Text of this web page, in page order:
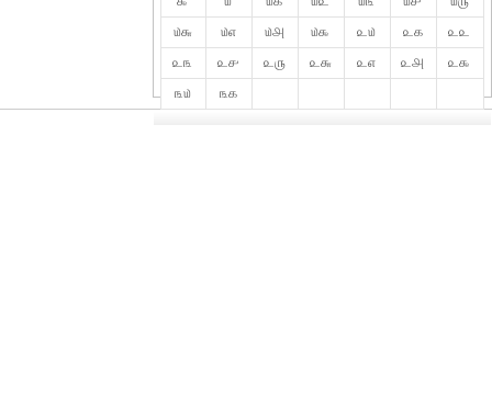
௰௬
௰௭ ௰௮ ௰௯ ௨௰ ௨௧
௨௨
௨௩
௨௪ ௨௫ ௨௬ ௨௭ ௨௮
௨௯
௩௰
௩௧